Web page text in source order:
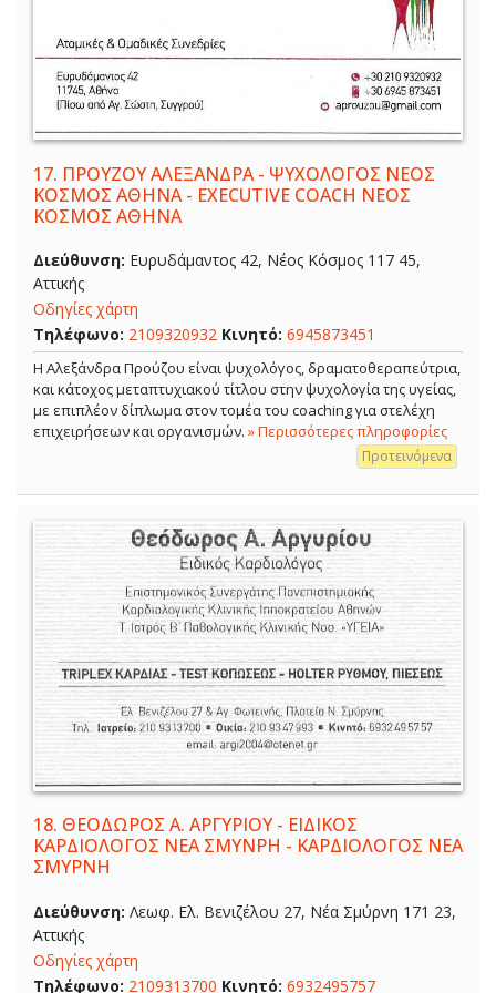
17. ΠΡΟΥΖΟΥ ΑΛΕΞΑΝΔΡΑ - ΨΥΧΟΛΟΓΟΣ ΝΕΟΣ
ΚΟΣΜΟΣ ΑΘΗΝΑ - EXECUTIVE COACH ΝΕΟΣ
ΚΟΣΜΟΣ ΑΘΗΝΑ
Διεύθυνση: Ευρυδάμαντος 42, Νέος Κόσμος 117 45,
Αττικής
Οδηγίες χάρτη
Τηλέφωνο: 2109320932 Κινητό: 6945873451
Η Αλεξάνδρα Προύζου είναι ψυχολόγος, δραματοθεραπεύτρια,
και κάτοχος μεταπτυχιακού τίτλου στην ψυχολογία της υγείας,
με επιπλέον δίπλωμα στον τομέα του coaching για στελέχη
επιχειρήσεων και οργανισμών. » Περισσότερες πληροφορίες
Προτεινόμενα
18. ΘΕΟΔΩΡΟΣ Α. ΑΡΓΥΡΙΟΥ - ΕΙΔΙΚΟΣ
ΚΑΡΔΙΟΛΟΓΟΣ ΝΕΑ ΣΜΥΝΡΗ - ΚΑΡΔΙΟΛΟΓΟΣ ΝΕΑ
ΣΜΥΡΝΗ
Διεύθυνση: Λεωφ. Ελ. Βενιζέλου 27, Νέα Σμύρνη 171 23,
Αττικής
Οδηγίες χάρτη
Τηλέφωνο: 2109313700 Κινητό: 6932495757